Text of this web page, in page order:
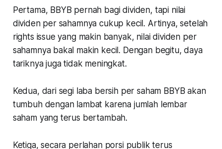
Pertama, BBYB pernah bagi dividen, tapi nilai
dividen per sahamnya cukup kecil. Artinya, setelah
rights issue yang makin banyak, nilai dividen per
sahamnya bakal makin kecil. Dengan begitu, daya
tariknya juga tidak meningkat.
Kedua, dari segi laba bersih per saham BBYB akan
tumbuh dengan lambat karena jumlah lembar
saham yang terus bertambah.
Ketiga, secara perlahan porsi publik terus